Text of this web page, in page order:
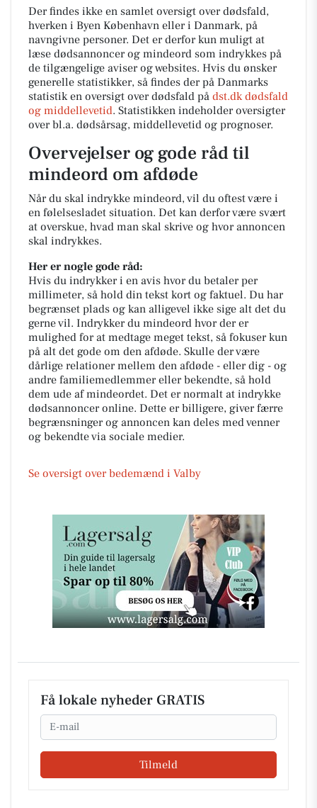
Der findes ikke en samlet oversigt over dødsfald,
hverken i Byen København eller i Danmark, på
navngivne personer. Det er derfor kun muligt at
læse dødsannoncer og mindeord som indrykkes på
de tilgængelige aviser og websites. Hvis du ønsker
generelle statistikker, så findes der på Danmarks
statistik en oversigt over dødsfald på dst.dk dødsfald
og middellevetid. Statistikken indeholder oversigter
over bl.a. dødsårsag, middellevetid og prognoser.
Overvejelser og gode råd til
mindeord om afdøde
Når du skal indrykke mindeord, vil du oftest være i
en følelsesladet situation. Det kan derfor være svært
at overskue, hvad man skal skrive og hvor annoncen
skal indrykkes.
Her er nogle gode råd:
Hvis du indrykker i en avis hvor du betaler per
millimeter, så hold din tekst kort og faktuel. Du har
begrænset plads og kan alligevel ikke sige alt det du
gerne vil. Indrykker du mindeord hvor der er
mulighed for at medtage meget tekst, så fokuser kun
på alt det gode om den afdøde. Skulle der være
dårlige relationer mellem den afdøde - eller dig - og
andre familiemedlemmer eller bekendte, så hold
dem ude af mindeordet. Det er normalt at indrykke
dødsannoncer online. Dette er billigere, giver færre
begrænsninger og annoncen kan deles med venner
og bekendte via sociale medier.
Se oversigt over bedemænd i Valby
Få lokale nyheder GRATIS
Email
Tilmeld